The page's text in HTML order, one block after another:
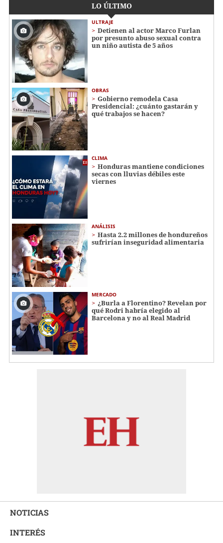
LO ÚLTIMO
ULTRAJE
Detienen al actor Marco Furlan
por presunto abuso sexual contra
un niño autista de 5 años
OBRAS
Gobierno remodela Casa
Presidencial: ¿cuánto gastarán y
qué trabajos se hacen?
CLIMA
Honduras mantiene condiciones
secas con lluvias débiles este
viernes
ANÁLISIS
Hasta 2.2 millones de hondureños
sufrirían inseguridad alimentaria
MERCADO
¿Burla a Florentino? Revelan por
qué Rodri habría elegido al
Barcelona y no al Real Madrid
NOTICIAS
INTERÉS